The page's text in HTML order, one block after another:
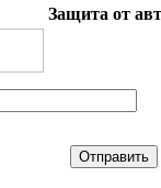
Защита от